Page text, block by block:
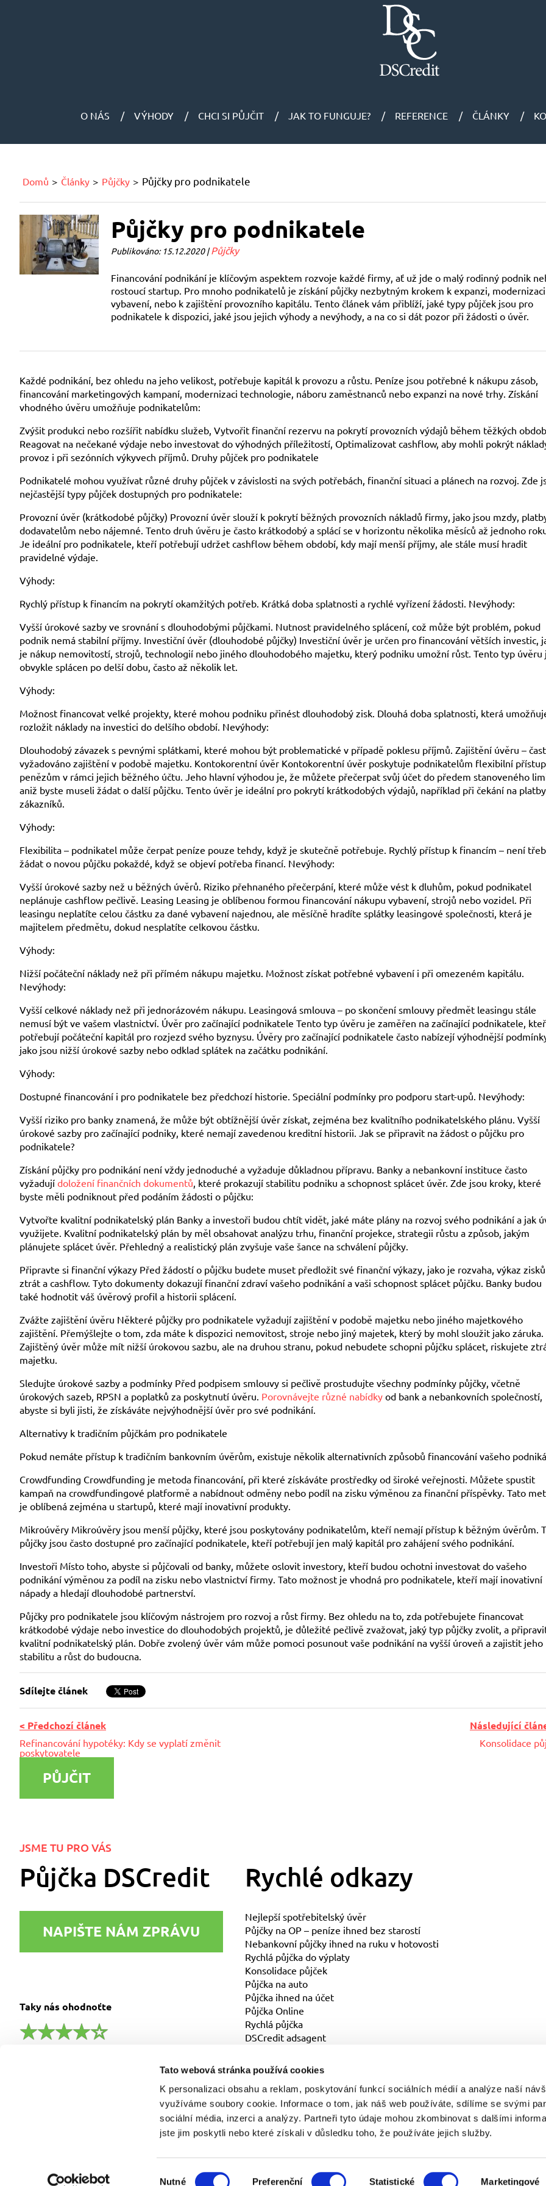
Tato webová stránka používá cookies
K personalizaci obsahu a reklam, poskytování funkcí sociálních médií a analýze naší
využíváme soubory cookie. Informace o tom, jak náš web používáte, sdílíme se svými
sociální média, inzerci a analýzy. Partneři tyto údaje mohou zkombinovat s dalšími
jste jim poskytli nebo které získali v důsledku toho, že používáte jejich služby.
Nutné Preferenční Statistické Marketingové
O NÁS VÝHODY CHCI SI PŮJČIT JAK TO FUNGUJE? REFERENCE ČLÁNKY
Domů Články Půjčky Půjčky pro podnikatele
Půjčky pro podnikatele
Publikováno: 15.12.2020 |Půjčky
Financování podnikání je klíčovým aspektem rozvoje každé firmy, ať už jde o malý rodinný podnik
rostoucí startup. Pro mnoho podnikatelů je získání půjčky nezbytným krokem k expanzi, modernizaci
vybavení, nebo k zajištění provozního kapitálu. Tento článek vám přiblíží, jaké typy půjček jsou pro
podnikatele k dispozici, jaké jsou jejich výhody a nevýhody, a na co si dát pozor při žádosti o úvěr.
Každé podnikání, bez ohledu na jeho velikost, potřebuje kapitál k provozu a růstu. Peníze jsou potřebné k nákupu zásob,
financování marketingových kampaní, modernizaci technologie, náboru zaměstnanců nebo expanzi na nové trhy. Získání
vhodného úvěru umožňuje podnikatelům:
Zvýšit produkci nebo rozšířit nabídku služeb, Vytvořit finanční rezervu na pokrytí provozních výdajů během těžkých
Reagovat na nečekané výdaje nebo investovat do výhodných příležitostí, Optimalizovat cashflow, aby mohli pokrýt
provoz i při sezónních výkyvech příjmů. Druhy půjček pro podnikatele
Podnikatelé mohou využívat různé druhy půjček v závislosti na svých potřebách, finanční situaci a plánech na rozvoj. Zde
nejčastější typy půjček dostupných pro podnikatele:
Provozní úvěr (krátkodobé půjčky) Provozní úvěr slouží k pokrytí běžných provozních nákladů firmy, jako jsou mzdy,
dodavatelům nebo nájemné. Tento druh úvěru je často krátkodobý a splácí se v horizontu několika měsíců až jednoho
Je ideální pro podnikatele, kteří potřebují udržet cashflow během období, kdy mají menší příjmy, ale stále musí hradit
pravidelné výdaje.
Výhody:
Rychlý přístup k financím na pokrytí okamžitých potřeb. Krátká doba splatnosti a rychlé vyřízení žádosti. Nevýhody:
Vyšší úrokové sazby ve srovnání s dlouhodobými půjčkami. Nutnost pravidelného splácení, což může být problém, pokud
podnik nemá stabilní příjmy. Investiční úvěr (dlouhodobé půjčky) Investiční úvěr je určen pro financování větších investic,
je nákup nemovitostí, strojů, technologií nebo jiného dlouhodobého majetku, který podniku umožní růst. Tento typ úvěru
obvykle splácen po delší dobu, často až několik let.
Výhody:
Možnost financovat velké projekty, které mohou podniku přinést dlouhodobý zisk. Dlouhá doba splatnosti, která
rozložit náklady na investici do delšího období. Nevýhody:
Dlouhodobý závazek s pevnými splátkami, které mohou být problematické v případě poklesu příjmů. Zajištění úvěru –
vyžadováno zajištění v podobě majetku. Kontokorentní úvěr Kontokorentní úvěr poskytuje podnikatelům flexibilní
penězům v rámci jejich běžného účtu. Jeho hlavní výhodou je, že můžete přečerpat svůj účet do předem stanoveného
aniž byste museli žádat o další půjčku. Tento úvěr je ideální pro pokrytí krátkodobých výdajů, například při čekání na
zákazníků.
Výhody:
Flexibilita – podnikatel může čerpat peníze pouze tehdy, když je skutečně potřebuje. Rychlý přístup k financím – není
žádat o novou půjčku pokaždé, když se objeví potřeba financí. Nevýhody:
Vyšší úrokové sazby než u běžných úvěrů. Riziko přehnaného přečerpání, které může vést k dluhům, pokud podnikatel
neplánuje cashflow pečlivě. Leasing Leasing je oblíbenou formou financování nákupu vybavení, strojů nebo vozidel. Při
leasingu neplatíte celou částku za dané vybavení najednou, ale měsíčně hradíte splátky leasingové společnosti, která je
majitelem předmětu, dokud nesplatíte celkovou částku.
Výhody:
Nižší počáteční náklady než při přímém nákupu majetku. Možnost získat potřebné vybavení i při omezeném kapitálu.
Nevýhody:
Vyšší celkové náklady než při jednorázovém nákupu. Leasingová smlouva – po skončení smlouvy předmět leasingu stále
nemusí být ve vašem vlastnictví. Úvěr pro začínající podnikatele Tento typ úvěru je zaměřen na začínající podnikatele,
potřebují počáteční kapitál pro rozjezd svého byznysu. Úvěry pro začínající podnikatele často nabízejí výhodnější
jako jsou nižší úrokové sazby nebo odklad splátek na začátku podnikání.
Výhody:
Dostupné financování i pro podnikatele bez předchozí historie. Speciální podmínky pro podporu start-upů. Nevýhody:
Vyšší riziko pro banky znamená, že může být obtížnější úvěr získat, zejména bez kvalitního podnikatelského plánu. Vyšší
úrokové sazby pro začínající podniky, které nemají zavedenou kreditní historii. Jak se připravit na žádost o půjčku pro
podnikatele?
Získání půjčky pro podnikání není vždy jednoduché a vyžaduje důkladnou přípravu. Banky a nebankovní instituce často
vyžadují doložení finančních dokumentů, které prokazují stabilitu podniku a schopnost splácet úvěr. Zde jsou kroky, které
byste měli podniknout před podáním žádosti o půjčku:
Vytvořte kvalitní podnikatelský plán Banky a investoři budou chtít vidět, jaké máte plány na rozvoj svého podnikání a jak
využijete. Kvalitní podnikatelský plán by měl obsahovat analýzu trhu, finanční projekce, strategii růstu a způsob, jakým
plánujete splácet úvěr. Přehledný a realistický plán zvyšuje vaše šance na schválení půjčky.
Připravte si finanční výkazy Před žádostí o půjčku budete muset předložit své finanční výkazy, jako je rozvaha, výkaz
ztrát a cashflow. Tyto dokumenty dokazují finanční zdraví vašeho podnikání a vaši schopnost splácet půjčku. Banky budou
také hodnotit váš úvěrový profil a historii splácení.
Zvážte zajištění úvěru Některé půjčky pro podnikatele vyžadují zajištění v podobě majetku nebo jiného majetkového
zajištění. Přemýšlejte o tom, zda máte k dispozici nemovitost, stroje nebo jiný majetek, který by mohl sloužit jako záruka.
Zajištěný úvěr může mít nižší úrokovou sazbu, ale na druhou stranu, pokud nebudete schopni půjčku splácet, riskujete
majetku.
Sledujte úrokové sazby a podmínky Před podpisem smlouvy si pečlivě prostudujte všechny podmínky půjčky, včetně
úrokových sazeb, RPSN a poplatků za poskytnutí úvěru. Porovnávejte různé nabídky od bank a nebankovních společností,
abyste si byli jisti, že získáváte nejvýhodnější úvěr pro své podnikání.
Alternativy k tradičním půjčkám pro podnikatele
Pokud nemáte přístup k tradičním bankovním úvěrům, existuje několik alternativních způsobů financování vašeho
Crowdfunding Crowdfunding je metoda financování, při které získáváte prostředky od široké veřejnosti. Můžete spustit
kampaň na crowdfundingové platformě a nabídnout odměny nebo podíl na zisku výměnou za finanční příspěvky. Tato
je oblíbená zejména u startupů, které mají inovativní produkty.
Mikroúvěry Mikroúvěry jsou menší půjčky, které jsou poskytovány podnikatelům, kteří nemají přístup k běžným úvěrům.
půjčky jsou často dostupné pro začínající podnikatele, kteří potřebují jen malý kapitál pro zahájení svého podnikání.
Investoři Místo toho, abyste si půjčovali od banky, můžete oslovit investory, kteří budou ochotni investovat do vašeho
podnikání výměnou za podíl na zisku nebo vlastnictví firmy. Tato možnost je vhodná pro podnikatele, kteří mají inovativní
nápady a hledají dlouhodobé partnerství.
Půjčky pro podnikatele jsou klíčovým nástrojem pro rozvoj a růst firmy. Bez ohledu na to, zda potřebujete financovat
krátkodobé výdaje nebo investice do dlouhodobých projektů, je důležité pečlivě zvažovat, jaký typ půjčky zvolit, a
kvalitní podnikatelský plán. Dobře zvolený úvěr vám může pomoci posunout vaše podnikání na vyšší úroveň a zajistit jeho
stabilitu a růst do budoucna.
Sdílejte článek
< Předchozí článek
Refinancování hypotéky: Kdy se vyplatí změnit
poskytovatele
Následující
Konsolidace
PŮJČIT
JSME TU PRO VÁS
Půjčka DSCredit
NAPIŠTE NÁM ZPRÁVU
Taky nás ohodnoťte
Rychlé odkazy
Nejlepší spotřebitelský úvěr
Půjčky na OP – peníze ihned bez starostí
Nebankovní půjčky ihned na ruku v hotovosti
Rychlá půjčka do výplaty
Konsolidace půjček
Půjčka na auto
Půjčka ihned na účet
Půjčka Online
Rychlá půjčka
DSCredit adsagent
© Copyright 2011-2026 DSCredit s.r.o., IČ: 058 38 223, Tel: 777 853 070, se sídlem Čéčova 636/54, 37004, České